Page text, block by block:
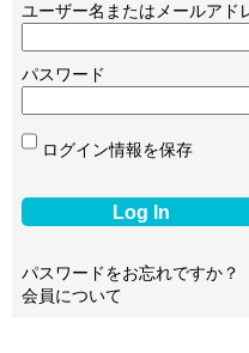
ユーザー名またはメールアド
パスワード
ログイン情報を保存
パスワードをお忘れですか？
会員について